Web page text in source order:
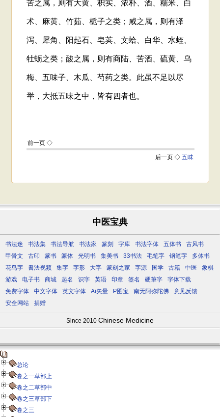
中医宝典
书法迷 书法集 书法导航 书法家 篆刻 字库 书法字体 五体书
古风书
甲骨文
古印 篆书 篆体 光明书 集美书 33书法 毛笔字 钢笔字
多体书
花鸟字
書法视频 集字 字形 大字 篆刻之家 字源 国学 古籍 中医
象棋
游戏
电子书 商城 起名 识字 英语 印章 签名 硬筆字
字体下载
免费字体
中文字体 英文字体 Ai矢量 P图宝 南无阿弥陀佛
意见反馈
安全网站
捐赠
Since 2010 Chinese Medicine
总论
卷之一草部上
卷之二草部中
卷之三草部下
卷之三